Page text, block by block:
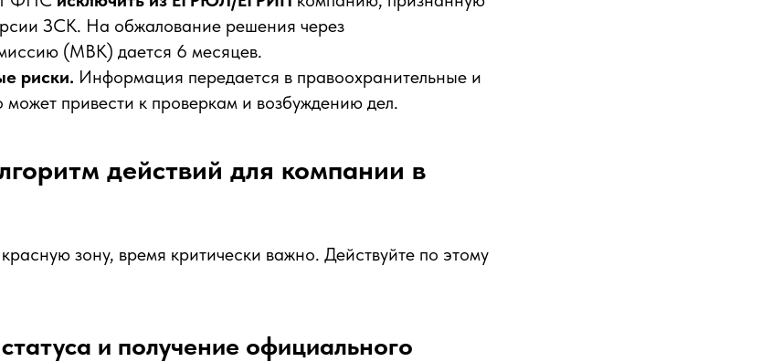
ЗСК. На обжалование решения через
(МВК) дается 6 месяцев.
риски. Информация передается в правоохранительные и
может привести к проверкам и возбуждению дел.
действий для компании в
зону, время критически важно. Действуйте по этому
и получение официального